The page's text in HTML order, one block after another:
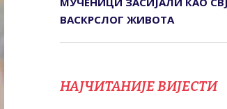
ВАСКРСЛОГ ЖИВОТА
НАЈЧИТАНИЈЕ ВИЈЕСТИ